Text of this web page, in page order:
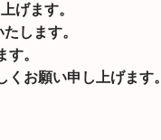
げます。
します。
。
願い申し上げます。